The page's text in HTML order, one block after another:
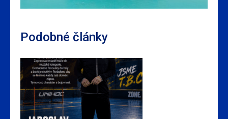
Podobné články